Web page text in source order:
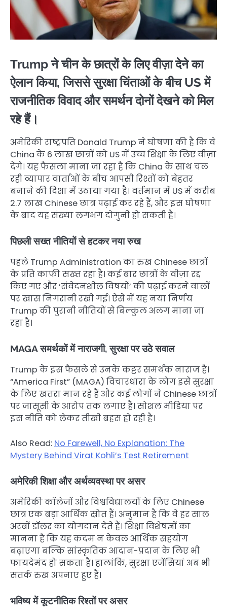
Trump ने चीन के छात्रों के लिए वीज़ा देने का
ऐलान किया, जिससे सुरक्षा चिंताओं के बीच US में
राजनीतिक विवाद और समर्थन दोनों देखने को मिल
रहे हैं।
अमेरिकी राष्ट्रपति Donald Trump ने घोषणा की है कि वे
China के 6 लाख छात्रों को US में उच्च शिक्षा के लिए वीज़ा
देंगे। यह फैसला माना जा रहा है कि China के साथ चल
रही व्यापार वार्ताओं के बीच आपसी रिश्तों को बेहतर
बनाने की दिशा में उठाया गया है। वर्तमान में US में करीब
2.7 लाख Chinese छात्र पढ़ाई कर रहे हैं, और इस घोषणा
के बाद यह संख्या लगभग दोगुनी हो सकती है।
पिछली सख्त नीतियों से हटकर नया रुख
पहले Trump Administration का रुख Chinese छात्रों
के प्रति काफी सख्त रहा है। कई बार छात्रों के वीज़ा रद्द
किए गए और ‘संवेदनशील विषयों’ की पढ़ाई करने वालों
पर खास निगरानी रखी गई। ऐसे में यह नया निर्णय
Trump की पुरानी नीतियों से बिल्कुल अलग माना जा
रहा है।
MAGA समर्थकों में नाराजगी, सुरक्षा पर उठे सवाल
Trump के इस फैसले से उनके कट्टर समर्थक नाराज हैं।
“America First” (MAGA) विचारधारा के लोग इसे सुरक्षा
के लिए खतरा मान रहे हैं और कई लोगों ने Chinese छात्रों
पर जासूसी के आरोप तक लगाए हैं। सोशल मीडिया पर
इस नीति को लेकर तीखी बहस हो रही है।
Also Read: No Farewell, No Explanation: The
Mystery Behind Virat Kohli’s Test Retirement
अमेरिकी शिक्षा और अर्थव्यवस्था पर असर
अमेरिकी कॉलेजों और विश्वविद्यालयों के लिए Chinese
छात्र एक बड़ा आर्थिक स्रोत हैं। अनुमान है कि वे हर साल
अरबों डॉलर का योगदान देते हैं। शिक्षा विशेषज्ञों का
मानना है कि यह कदम न केवल आर्थिक सहयोग
बढ़ाएगा बल्कि सांस्कृतिक आदान-प्रदान के लिए भी
फायदेमंद हो सकता है। हालांकि, सुरक्षा एजेंसियां अब भी
सतर्क रुख अपनाए हुए हैं।
भविष्य में कूटनीतिक रिश्तों पर असर